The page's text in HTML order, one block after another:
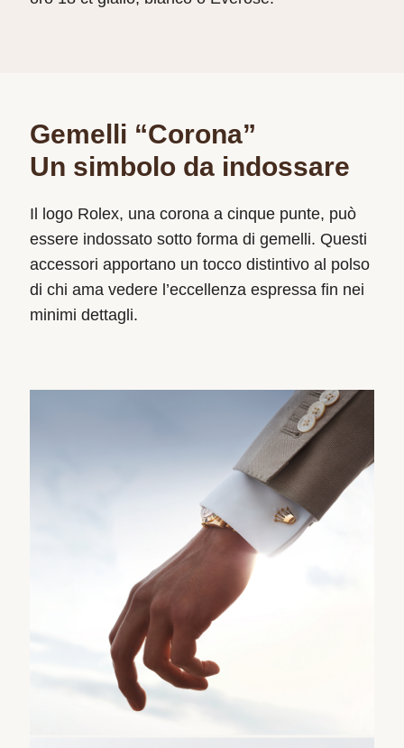
Gemelli “Corona”
Un simbolo da indossare
Il logo Rolex, una corona a cinque punte, può
essere indossato sotto forma di gemelli. Questi
accessori apportano un tocco distintivo al polso
di chi ama vedere l’eccellenza espressa fin nei
minimi dettagli.